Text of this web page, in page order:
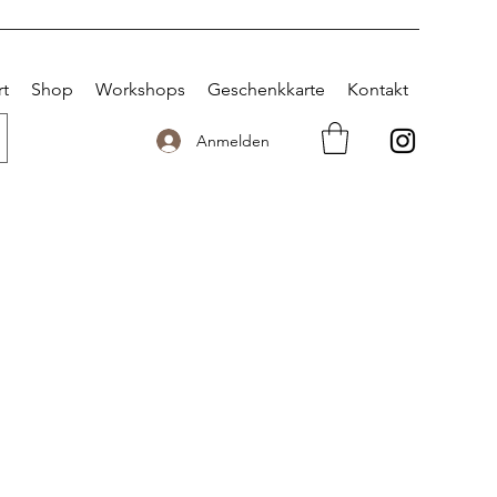
Shop Workshops Geschenkkarte Kontakt
Anmelden